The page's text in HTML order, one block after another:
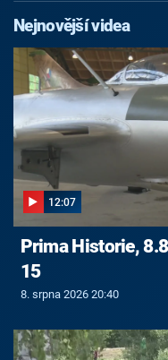
Nejnovější videa
12:07
Prima Historie,
15
8. srpna 2026 20:40